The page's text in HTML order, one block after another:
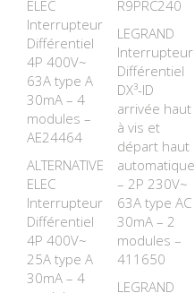
ELEC
Interrupteur
Différentiel
4P 400V~
63A type A
30mA – 4
modules –
AE24464
ALTERNATIVE
ELEC
Interrupteur
Différentiel
4P 400V~
25A type A
30mA – 4
R9PRC240
LEGRAND
Interrupteur
Différentiel
DX³-ID
arrivée haut
à vis et
départ haut
automatique
– 2P 230V~
63A type AC
30mA – 2
modules –
411650
LEGRAND